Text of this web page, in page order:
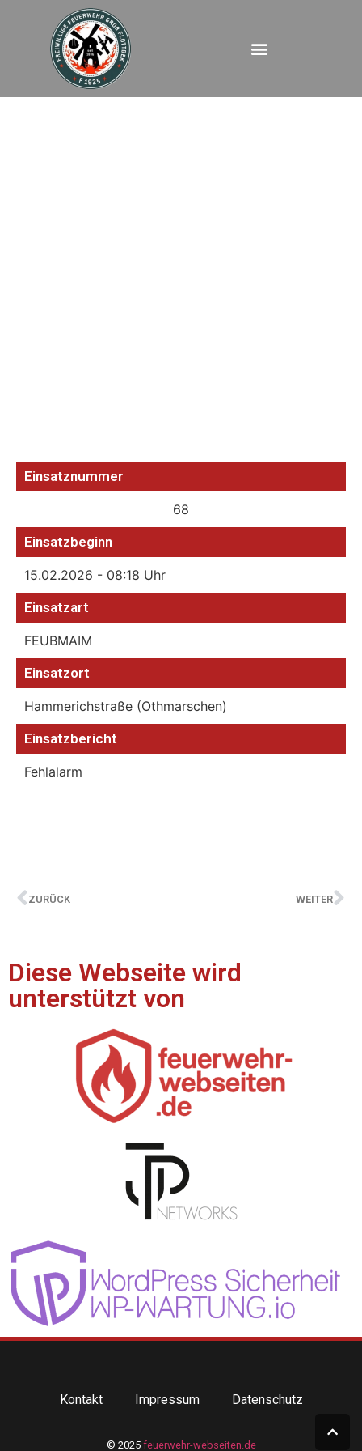
Einsatznummer
68
Einsatzbeginn
15.02.2026 - 08:18 Uhr
Einsatzart
FEUBMAIM
Einsatzort
Hammerichstraße (Othmarschen)
Einsatzbericht
Fehlalarm
ZURÜCK WEITER
Diese Webseite wird
unterstützt von
Kontakt Impressum Datenschutz
© 2025 feuerwehr-webseiten.de